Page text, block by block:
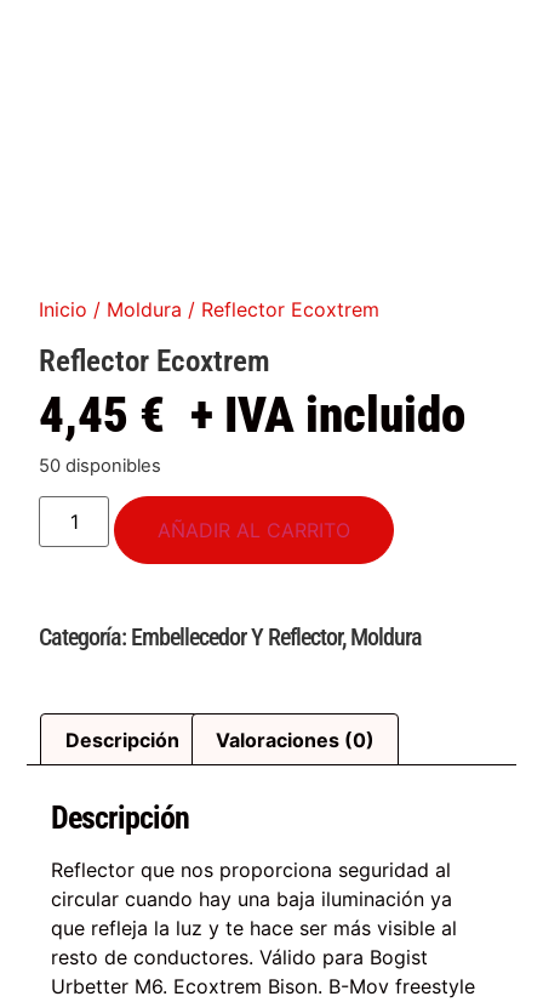
Inicio / Moldura / Reflector Ecoxtrem
Reflector Ecoxtrem
4,45 € + IVA incluido
50 disponibles
AÑADIR AL CARRITO
Categoría: Embellecedor Y Reflector,Moldura
Descripción Valoraciones (0)
Descripción
Reflector que nos proporciona seguridad al
circular cuando hay una baja iluminación ya
que refleja la luz y te hace ser más visible al
resto de conductores. Válido para Bogist
Urbetter M6. Ecoxtrem Bison. B-Mov freestyle